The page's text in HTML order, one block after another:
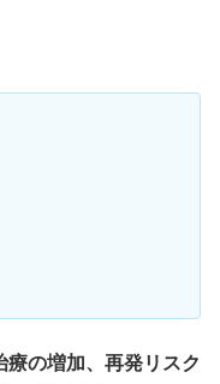
の増加、再発リスク